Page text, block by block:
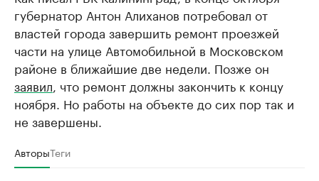
губернатор Антон Алиханов потребовал от
властей города завершить ремонт проезжей
части на улице Автомобильной в Московском
районе в ближайшие две недели. Позже он
заявил , что ремонт должны закончить к концу
ноября. Но работы на объекте до сих пор так и
не завершены.
АвторыТеги